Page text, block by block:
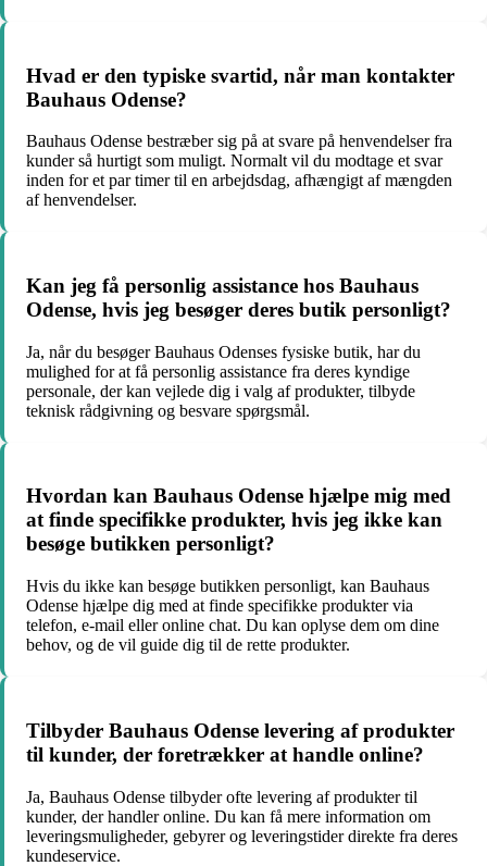
Hvad er den typiske svartid, når man kontakter
Bauhaus Odense?
Bauhaus Odense bestræber sig på at svare på henvendelser fra
kunder så hurtigt som muligt. Normalt vil du modtage et svar
inden for et par timer til en arbejdsdag, afhængigt af mængden
af henvendelser.
Kan jeg få personlig assistance hos Bauhaus
Odense, hvis jeg besøger deres butik personligt?
Ja, når du besøger Bauhaus Odenses fysiske butik, har du
mulighed for at få personlig assistance fra deres kyndige
personale, der kan vejlede dig i valg af produkter, tilbyde
teknisk rådgivning og besvare spørgsmål.
Hvordan kan Bauhaus Odense hjælpe mig med
at finde specifikke produkter, hvis jeg ikke kan
besøge butikken personligt?
Hvis du ikke kan besøge butikken personligt, kan Bauhaus
Odense hjælpe dig med at finde specifikke produkter via
telefon, e-mail eller online chat. Du kan oplyse dem om dine
behov, og de vil guide dig til de rette produkter.
Tilbyder Bauhaus Odense levering af produkter
til kunder, der foretrækker at handle online?
Ja, Bauhaus Odense tilbyder ofte levering af produkter til
kunder, der handler online. Du kan få mere information om
leveringsmuligheder, gebyrer og leveringstider direkte fra deres
kundeservice.